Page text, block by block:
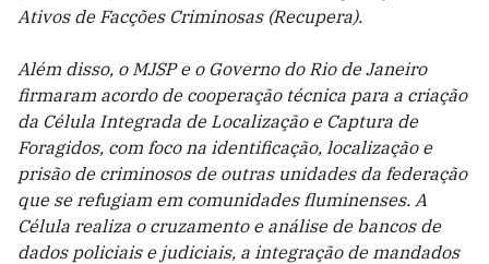
Ativos de Facções Criminosas (Recupera).
Além disso, o MJSP e o Governo do Rio de Janeiro
firmaram acordo de cooperação técnica para a criação
da Célula Integrada de Localização e Captura de
Foragidos, com foco na identificação, localização e
prisão de criminosos de outras unidades da federação
que se refugiam em comunidades fluminenses. A
Célula realiza o cruzamento e análise de bancos de
dados policiais e judiciais, a integração de mandados